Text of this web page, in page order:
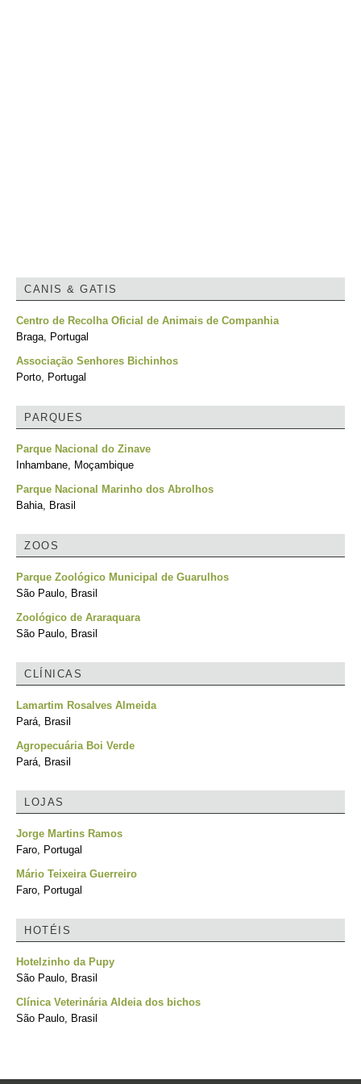
CANIS & GATIS
Centro de Recolha Oficial de Animais de Companhia
Braga, Portugal
Associação Senhores Bichinhos
Porto, Portugal
PARQUES
Parque Nacional do Zinave
Inhambane, Moçambique
Parque Nacional Marinho dos Abrolhos
Bahia, Brasil
ZOOS
Parque Zoológico Municipal de Guarulhos
São Paulo, Brasil
Zoológico de Araraquara
São Paulo, Brasil
CLÍNICAS
Lamartim Rosalves Almeida
Pará, Brasil
Agropecuária Boi Verde
Pará, Brasil
LOJAS
Jorge Martins Ramos
Faro, Portugal
Mário Teixeira Guerreiro
Faro, Portugal
HOTÉIS
Hotelzinho da Pupy
São Paulo, Brasil
Clínica Veterinária Aldeia dos bichos
São Paulo, Brasil